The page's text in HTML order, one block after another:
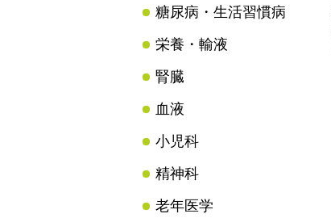
糖尿病・生活習慣病
栄養・輸液
腎臓
血液
小児科
精神科
老年医学